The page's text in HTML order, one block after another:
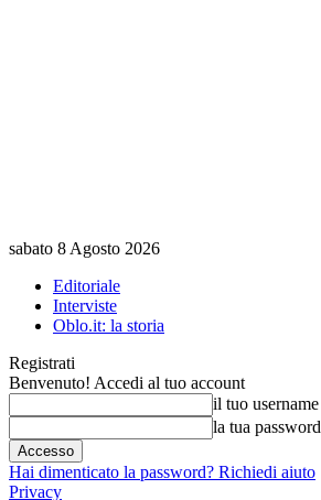
sabato 8 Agosto 2026
Editoriale
Interviste
Oblo.it: la storia
Registrati
Benvenuto! Accedi al tuo account
il tuo username
la tua password
Hai dimenticato la password? Richiedi aiuto
Privacy